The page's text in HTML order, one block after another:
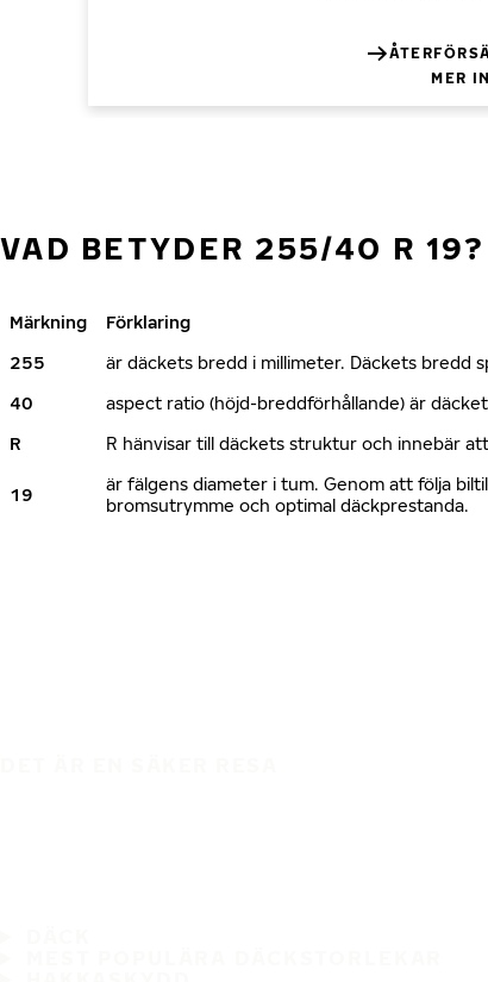
MER
VAD BETYDER 255/40 R 19?
Märkning
Förklaring
255
är däckets bredd i millimeter. Däckets bredd
40
aspect ratio (höjd-breddförhållande) är
R
R hänvisar till däckets struktur och innebär
19
är fälgens diameter i tum. Genom att följa
bromsutrymme och optimal däckprestanda.